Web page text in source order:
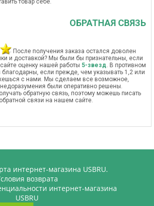
товар себе.
ОБРАТНАЯ СВЯЗЬ
После получения заказа остался доволен
и доставкой? Мы были бы признательны, если
оценку нашей работы 5-звезд. В противном
если прежде, чем указывать 1,2 или
с нами. Мы сделаем все возможное,
были оперативно решены.
обратную связь, поэтому можешь писать
связи на нашем сайте.
интернет-магазина USBRU.
возврата
интернет-магазина
USBRU